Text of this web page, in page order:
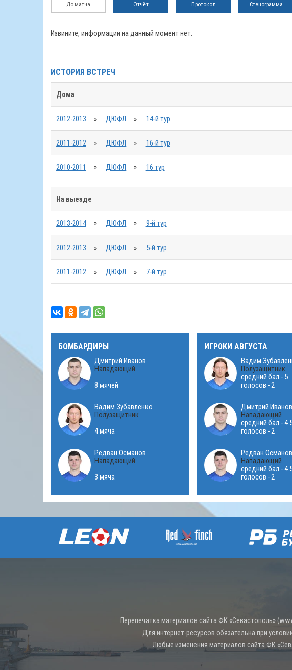
До матча Отчёт Протокол Стенограмма
Извините, информации на данный момент нет.
ИСТОРИЯ ВСТРЕЧ
Дома
2012-2013 » ДЮФЛ » 14-й тур
2011-2012 » ДЮФЛ » 16-й тур
2010-2011 » ДЮФЛ » 16 тур
На выезде
2013-2014 » ДЮФЛ » 9-й тур
2012-2013 » ДЮФЛ » 5-й тур
2011-2012 » ДЮФЛ » 7-й тур
БОМБАРДИРЫ
Дмитрий Иванов
Нападающий
8 мячей
Вадим Зубавленко
Полузащитник
4 мяча
Редван Османов
Нападающий
3 мяча
ИГРОКИ АВГУСТА
Вадим
Полузащитник
средний бал - 5
голосов - 2
Дмитрий Иванов
Нападающий
средний бал -
голосов - 2
Редван Османов
Нападающий
средний бал -
голосов - 2
Перепечатка материалов сайта ФК «Севастополь» (
Для интернет-ресурсов обязательна при
Любые изменения материалов сайта ФК